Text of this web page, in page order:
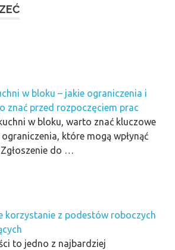
w bloku – jakie ograniczenia i
znać przed rozpoczęciem prac
w bloku, warto znać kluczowe
które mogą wpłynąć
do …
korzystanie z podestów roboczych
to jedno z najbardziej